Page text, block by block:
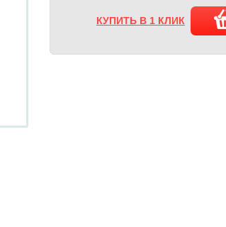
КУПИТЬ В 1 КЛИК